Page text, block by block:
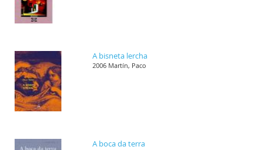
A bisneta lercha
2006 Martín, Paco
A boca da terra